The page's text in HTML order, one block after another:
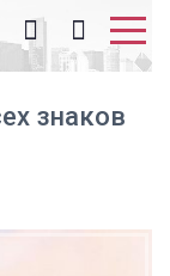
знаков